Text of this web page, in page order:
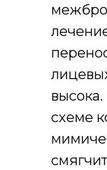
схеме